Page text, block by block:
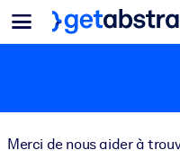
Menu
Pour équipes &
Dotez vos employés de
Développement du
Merci de nous aider à